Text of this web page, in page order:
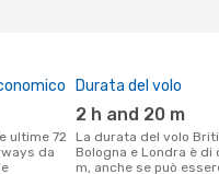
da
Durata del volo
2 h and 20 m
La durata del volo British Airways tra
Bologna e Londra è di
m, anche se può